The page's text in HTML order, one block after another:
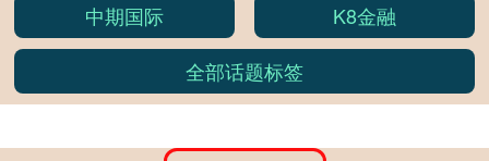
中期国际
K8金融
全部话题标签